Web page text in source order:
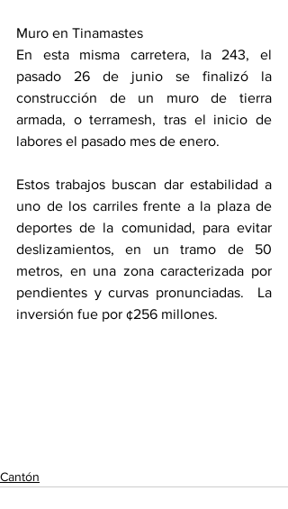
Muro en Tinamastes
En esta misma carretera, la 243, el
pasado 26 de junio se finalizó la
construcción de un muro de tierra
armada, o terramesh, tras el inicio de
labores el pasado mes de enero.
Estos trabajos buscan dar estabilidad a
uno de los carriles frente a la plaza de
deportes de la comunidad, para evitar
deslizamientos, en un tramo de 50
metros, en una zona caracterizada por
pendientes y curvas pronunciadas.  La
inversión fue por ¢256 millones.
Cantón